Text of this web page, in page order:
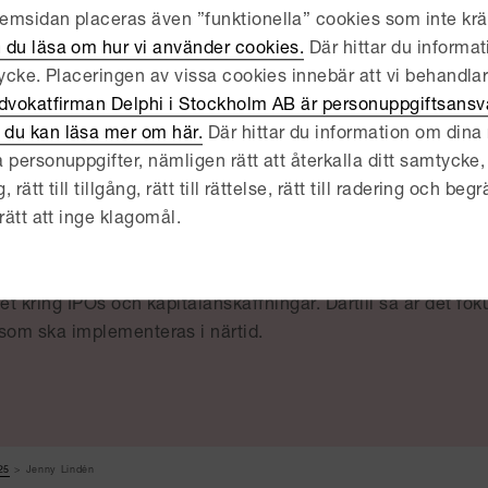
aktiemarknadsrätt, vad tror du är de viktigaste
de senaste åren har det varit lägre aktivitet och en mer
2021 som var ett extremt aktivt år, framför allt i
jag att de mer löpande frågorna har varit mer i fokus,
och MAR-frågor. EU:s nya Listing Act, som syftar
samt för bolag som redan är börsnoterade, har
men kommer i sin helhet att implementeras
vi att det så kallade ”IPO-fönstret” kommer öppnas
kring IPOs och kapitalanskaffningar. Därtill så är det
ska implementeras i närtid.
Jenny Lindén
placeras även ”funktionella” cookies som inte
du läsa om hur vi använder cookies. Där hittar du
Placeringen av vissa cookies innebär att vi
Delphi i Stockholm AB är
kan läsa mer om här. Där hittar du information om
personuppgifter, nämligen rätt att återkalla ditt
rätt till tillgång, rätt till rättelse, rätt till radering och
att inge klagomål.